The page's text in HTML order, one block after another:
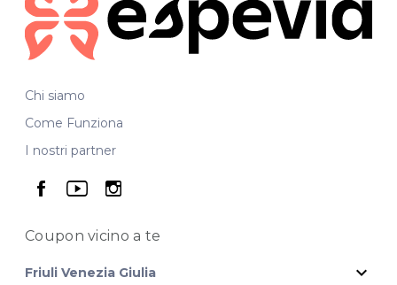
Chi siamo
Come Funziona
I nostri partner
seguici su facebook
seguici su youtube
seguici su instagram
Coupon vicinoa te
Friuli Venezia Giulia expand_more